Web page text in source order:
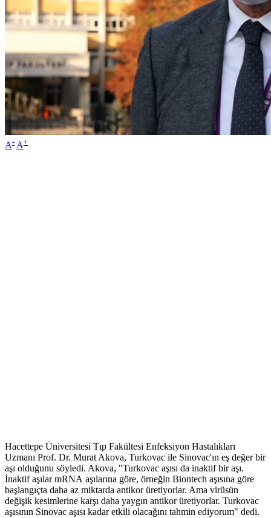
A- A+
Hacettepe Üniversitesi Tıp Fakültesi Enfeksiyon Hastalıkları
Uzmanı Prof. Dr. Murat Akova, Turkovac ile Sinovac'ın eş değer bir
aşı olduğunu söyledi. Akova, "Turkovac aşısı da inaktif bir aşı.
İnaktif aşılar mRNA aşılarına göre, örneğin Biontech aşısına göre
başlangıçta daha az miktarda antikor üretiyorlar. Ama virüsün
değişik kesimlerine karşı daha yaygın antikor üretiyorlar. Turkovac
aşısının Sinovac aşısı kadar etkili olacağını tahmin ediyorum" dedi.